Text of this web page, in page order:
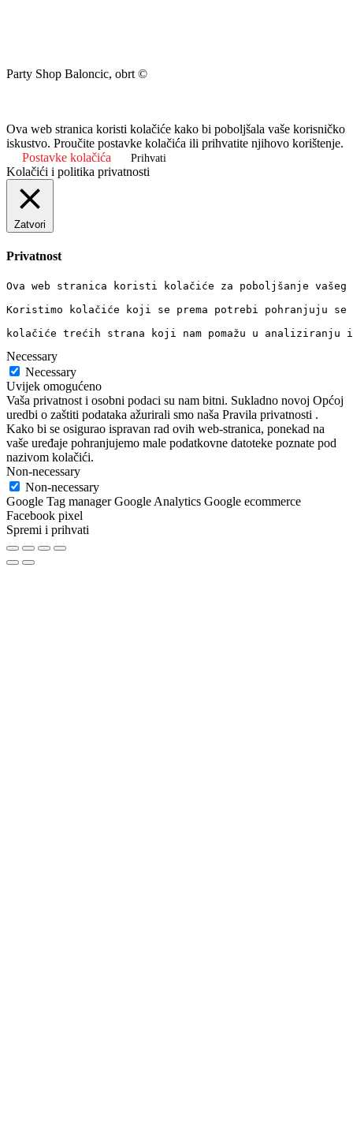
Party Shop Baloncic, obrt ©
Ova web stranica koristi kolačiće kako bi poboljšala vaše korisničko
iskustvo. Proučite postavke kolačića ili prihvatite njihovo korištenje.
Postavke kolačića
Prihvati
Kolačići i politika privatnosti
Zatvori
Privatnost
Ova web stranica koristi kolačiće za poboljšanje
Koristimo kolačiće koji se prema potrebi pohranjuju
kolačiće trećih strana koji nam pomažu u
Necessary
Necessary
Uvijek omogućeno
Vaša privatnost i osobni podaci su nam bitni. Sukladno novoj Općoj
uredbi o zaštiti podataka ažurirali smo naša Pravila privatnosti .
Kako bi se osigurao ispravan rad ovih web-stranica, ponekad na
vaše uređaje pohranjujemo male podatkovne datoteke poznate pod
nazivom kolačići.
Non-necessary
Non-necessary
Google Tag manager Google Analytics Google ecommerce
Facebook pixel
Spremi i prihvati